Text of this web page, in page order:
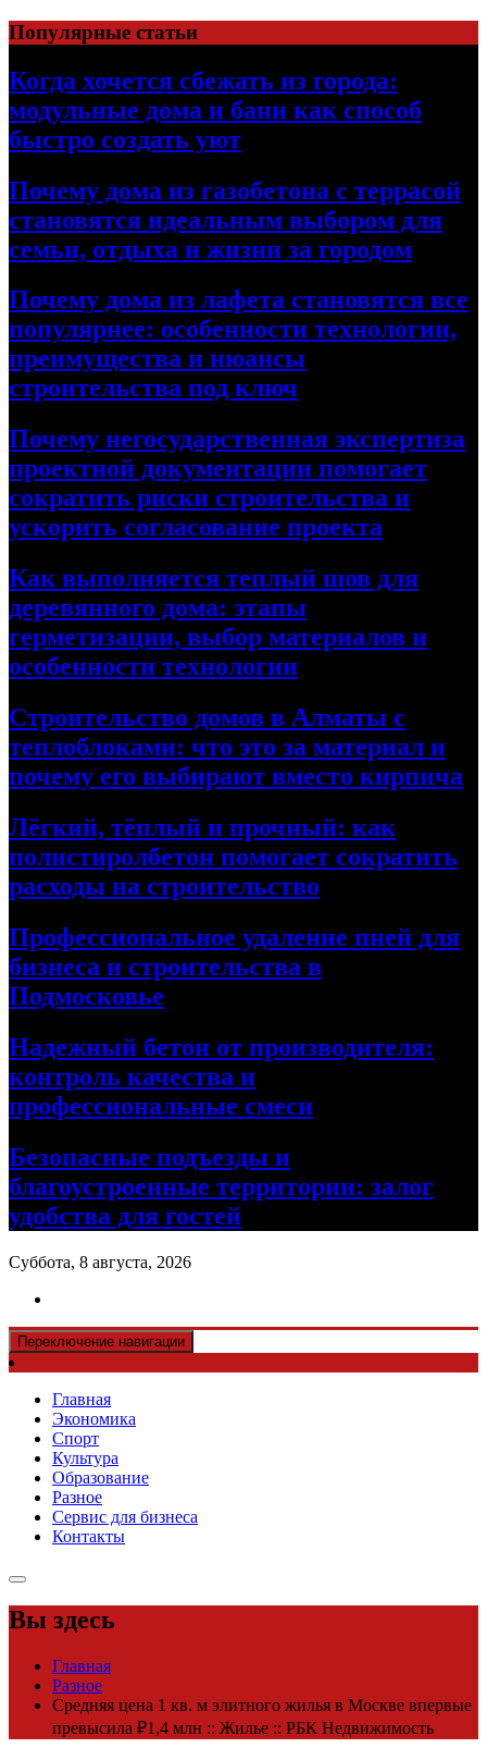
Перейти
к
содержимому
Популярные статьи
Когда хочется сбежать из города:
модульные дома и бани как способ
быстро создать уют
Почему дома из газобетона с террасой
становятся идеальным выбором для
семьи, отдыха и жизни за городом
Почему дома из лафета становятся все
популярнее: особенности технологии,
преимущества и нюансы
строительства под ключ
Почему негосударственная экспертиза
проектной документации помогает
сократить риски строительства и
ускорить согласование проекта
Как выполняется теплый шов для
деревянного дома: этапы
герметизации, выбор материалов и
особенности технологии
Строительство домов в Алматы с
теплоблоками: что это за материал и
почему его выбирают вместо кирпича
Лёгкий, тёплый и прочный: как
полистиролбетон помогает сократить
расходы на строительство
Профессиональное удаление пней для
бизнеса и строительства в
Подмосковье
Надежный бетон от производителя:
контроль качества и
профессиональные смеси
Безопасные подъезды и
благоустроенные территории: залог
удобства для гостей
Суббота, 8 августа, 2026
Переключение навигации
Главная
Экономика
Спорт
Культура
Образование
Разное
Сервис для бизнеса
Контакты
Вы здесь
Главная
Разное
Средняя цена 1 кв. м элитного жилья в Москве впервые
превысила ₽1,4 млн :: Жилье :: РБК Недвижимость